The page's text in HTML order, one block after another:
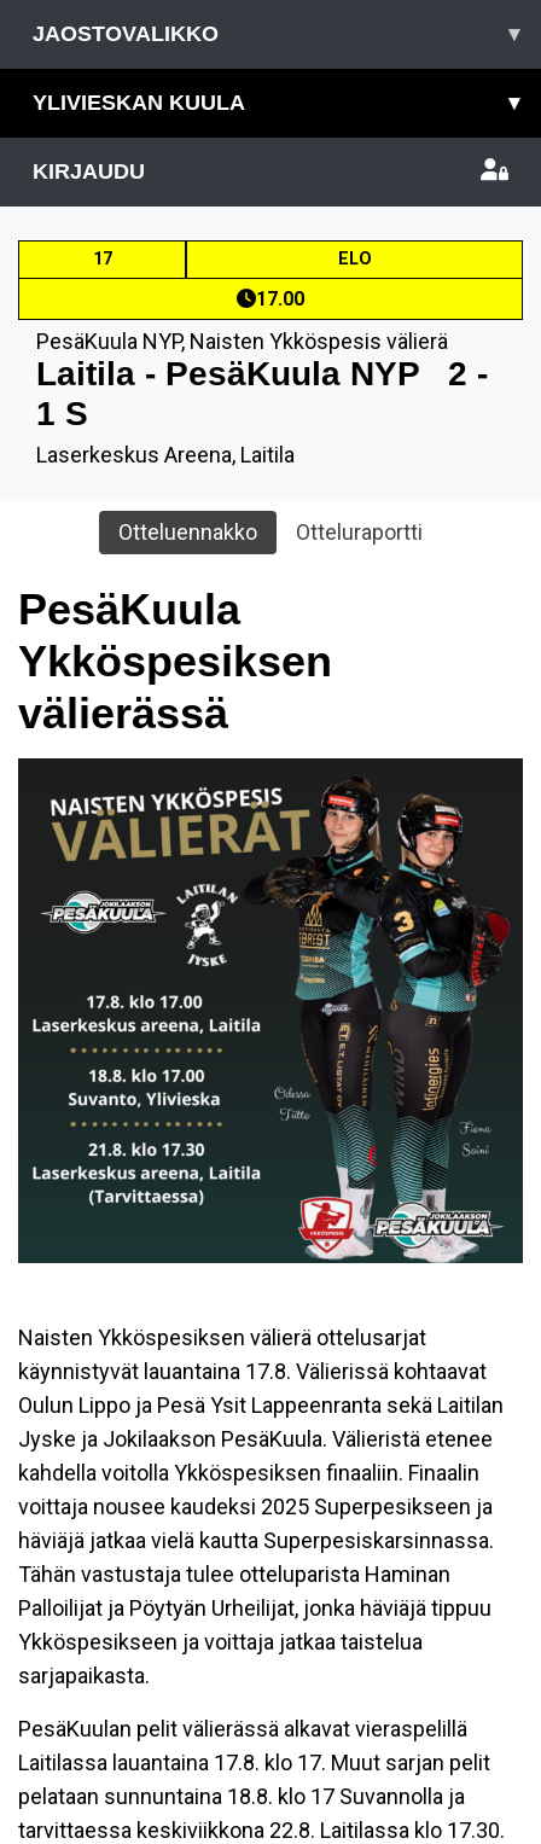
JAOSTOVALIKKO ▾
YLIVIESKAN KUULA ▾
KIRJAUDU
17 ELO
17.00
PesäKuula NYP, Naisten Ykköspesis välierä
Laitila - PesäKuula NYP
2 -
1 S
Laserkeskus Areena, Laitila
Otteluennakko Otteluraportti
PesäKuula
Ykköspesiksen
välierässä
Naisten Ykköspesiksen välierä ottelusarjat
käynnistyvät lauantaina 17.8. Välierissä kohtaavat
Oulun Lippo ja Pesä Ysit Lappeenranta sekä Laitilan
Jyske ja Jokilaakson PesäKuula. Välieristä etenee
kahdella voitolla Ykköspesiksen finaaliin. Finaalin
voittaja nousee kaudeksi 2025 Superpesikseen ja
häviäjä jatkaa vielä kautta Superpesiskarsinnassa.
Tähän vastustaja tulee otteluparista Haminan
Palloilijat ja Pöytyän Urheilijat, jonka häviäjä tippuu
Ykköspesikseen ja voittaja jatkaa taistelua
sarjapaikasta.
PesäKuulan pelit välierässä alkavat vieraspelillä
Laitilassa lauantaina 17.8. klo 17. Muut sarjan pelit
pelataan sunnuntaina 18.8. klo 17 Suvannolla ja
tarvittaessa keskiviikkona 22.8. Laitilassa klo 17.30.